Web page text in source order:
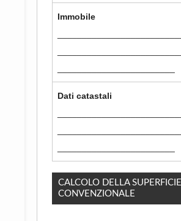
Immobile
Dati catastali
CALCOLO DELLA SUPERFICIE
CONVENZIONALE